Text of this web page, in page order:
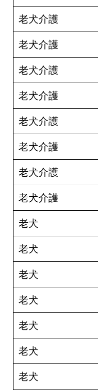
老犬介護
老犬介護
老犬介護
老犬介護
老犬介護
老犬介護
老犬介護
老犬介護
老犬
老犬
老犬
老犬
老犬
老犬
老犬